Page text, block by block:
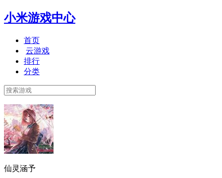
小米游戏中心
首页
云游戏
排行
分类
仙灵涵予